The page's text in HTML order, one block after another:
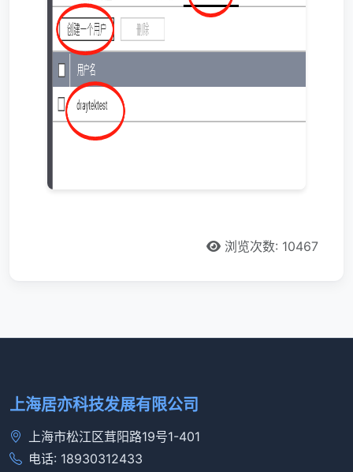
浏览次数: 10467
上海居亦科技发展有限公司
上海市松江区茸阳路19号1-401
电话: 18930312433